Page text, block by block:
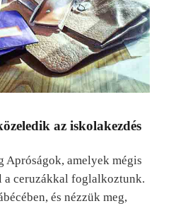
az iskolakezdés
amelyek mégis
a ceruzákkal foglalkoztunk.
és nézzük meg,